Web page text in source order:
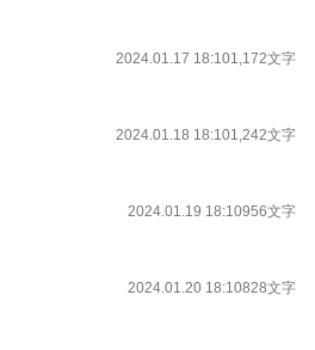
2024.01.17 18:101,172文字
2024.01.18 18:101,242文字
2024.01.19 18:10956文字
2024.01.20 18:10828文字